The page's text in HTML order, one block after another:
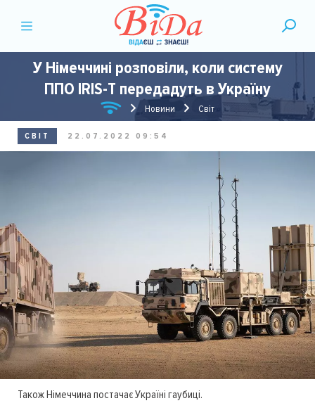
У Німеччині розповіли, коли систему
ППО IRIS-T передадуть в Україну
Новини Світ
СВІТ 22.07.2022 09:54
Також Німеччина постачає Україні гаубиці.